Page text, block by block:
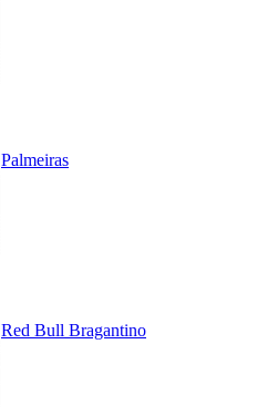
Palmeiras
Red Bull Bragantino